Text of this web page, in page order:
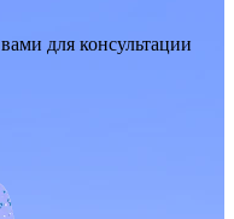
для консультации